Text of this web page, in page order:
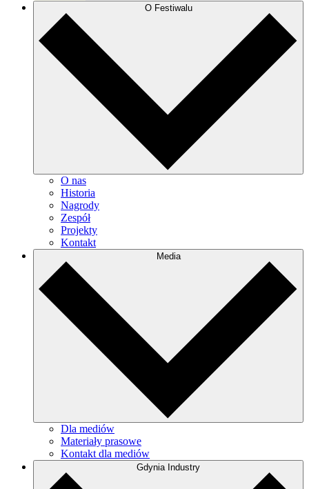
O Festiwalu
O nas
Historia
Nagrody
Zespół
Projekty
Kontakt
Media
Dla mediów
Materiały prasowe
Kontakt dla mediów
Gdynia Industry